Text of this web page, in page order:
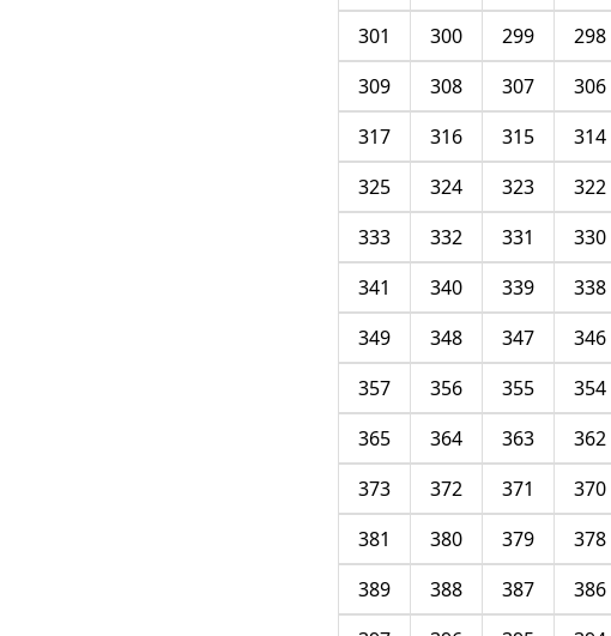
298
299
300
301
306
307
308
309
314
315
316
317
322
323
324
325
330
331
332
333
338
339
340
341
346
347
348
349
354
355
356
357
362
363
364
365
370
371
372
373
378
379
380
381
386
387
388
389